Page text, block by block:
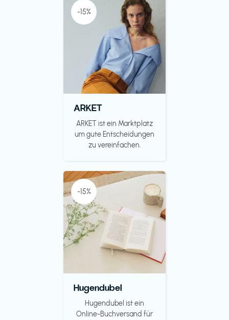
-15%
ARKET
ARKET ist ein Marktplatz
um gute Entscheidungen
zu vereinfachen.
-15%
Hugendubel
Hugendubel ist ein
Online-Buchversand für